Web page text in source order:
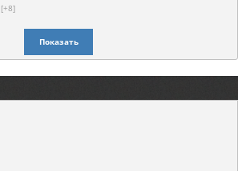
[+8]
Показать